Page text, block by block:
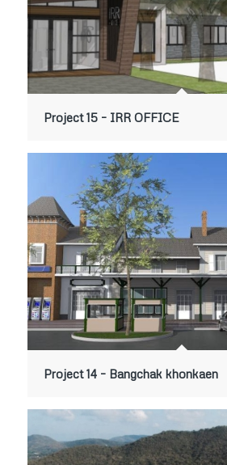
Project 15 – IRR OFFICE
Project 14 – Bangchak khonkaen